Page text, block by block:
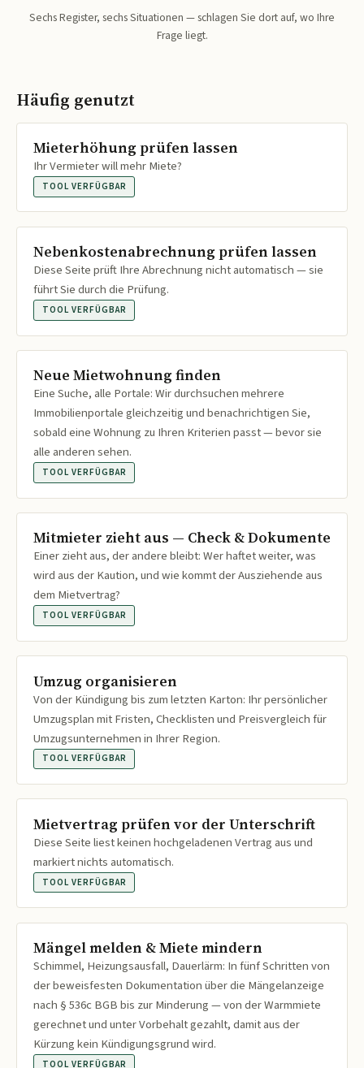
Sechs Register, sechs Situationen — schlagen Sie dort auf, wo Ihre
Frage liegt.
Häufig genutzt
Mieterhöhung prüfen lassen
Ihr Vermieter will mehr Miete?
TOOL VERFÜGBAR
Nebenkostenabrechnung prüfen lassen
Diese Seite prüft Ihre Abrechnung nicht automatisch — sie
führt Sie durch die Prüfung.
TOOL VERFÜGBAR
Neue Mietwohnung finden
Eine Suche, alle Portale: Wir durchsuchen mehrere
Immobilienportale gleichzeitig und benachrichtigen Sie,
sobald eine Wohnung zu Ihren Kriterien passt — bevor sie
alle anderen sehen.
TOOL VERFÜGBAR
Mitmieter zieht aus — Check & Dokumente
Einer zieht aus, der andere bleibt: Wer haftet weiter, was
wird aus der Kaution, und wie kommt der Ausziehende aus
dem Mietvertrag?
TOOL VERFÜGBAR
Umzug organisieren
Von der Kündigung bis zum letzten Karton: Ihr persönlicher
Umzugsplan mit Fristen, Checklisten und Preisvergleich für
Umzugsunternehmen in Ihrer Region.
TOOL VERFÜGBAR
Mietvertrag prüfen vor der Unterschrift
Diese Seite liest keinen hochgeladenen Vertrag aus und
markiert nichts automatisch.
TOOL VERFÜGBAR
Mängel melden & Miete mindern
Schimmel, Heizungsausfall, Dauerlärm: In fünf Schritten von
der beweisfesten Dokumentation über die Mängelanzeige
nach § 536c BGB bis zur Minderung — von der Warmmiete
gerechnet und unter Vorbehalt gezahlt, damit aus der
Kürzung kein Kündigungsgrund wird.
TOOL VERFÜGBAR